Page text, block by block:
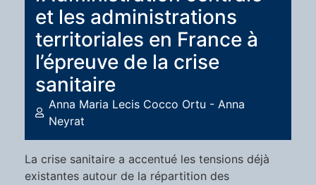
et les administrations
territoriales en France à
l’épreuve de la crise
sanitaire
Anna Maria Lecis Cocco Ortu - Anna
Neyrat
La crise sanitaire a accentué les tensions déjà
existantes autour de la répartition des